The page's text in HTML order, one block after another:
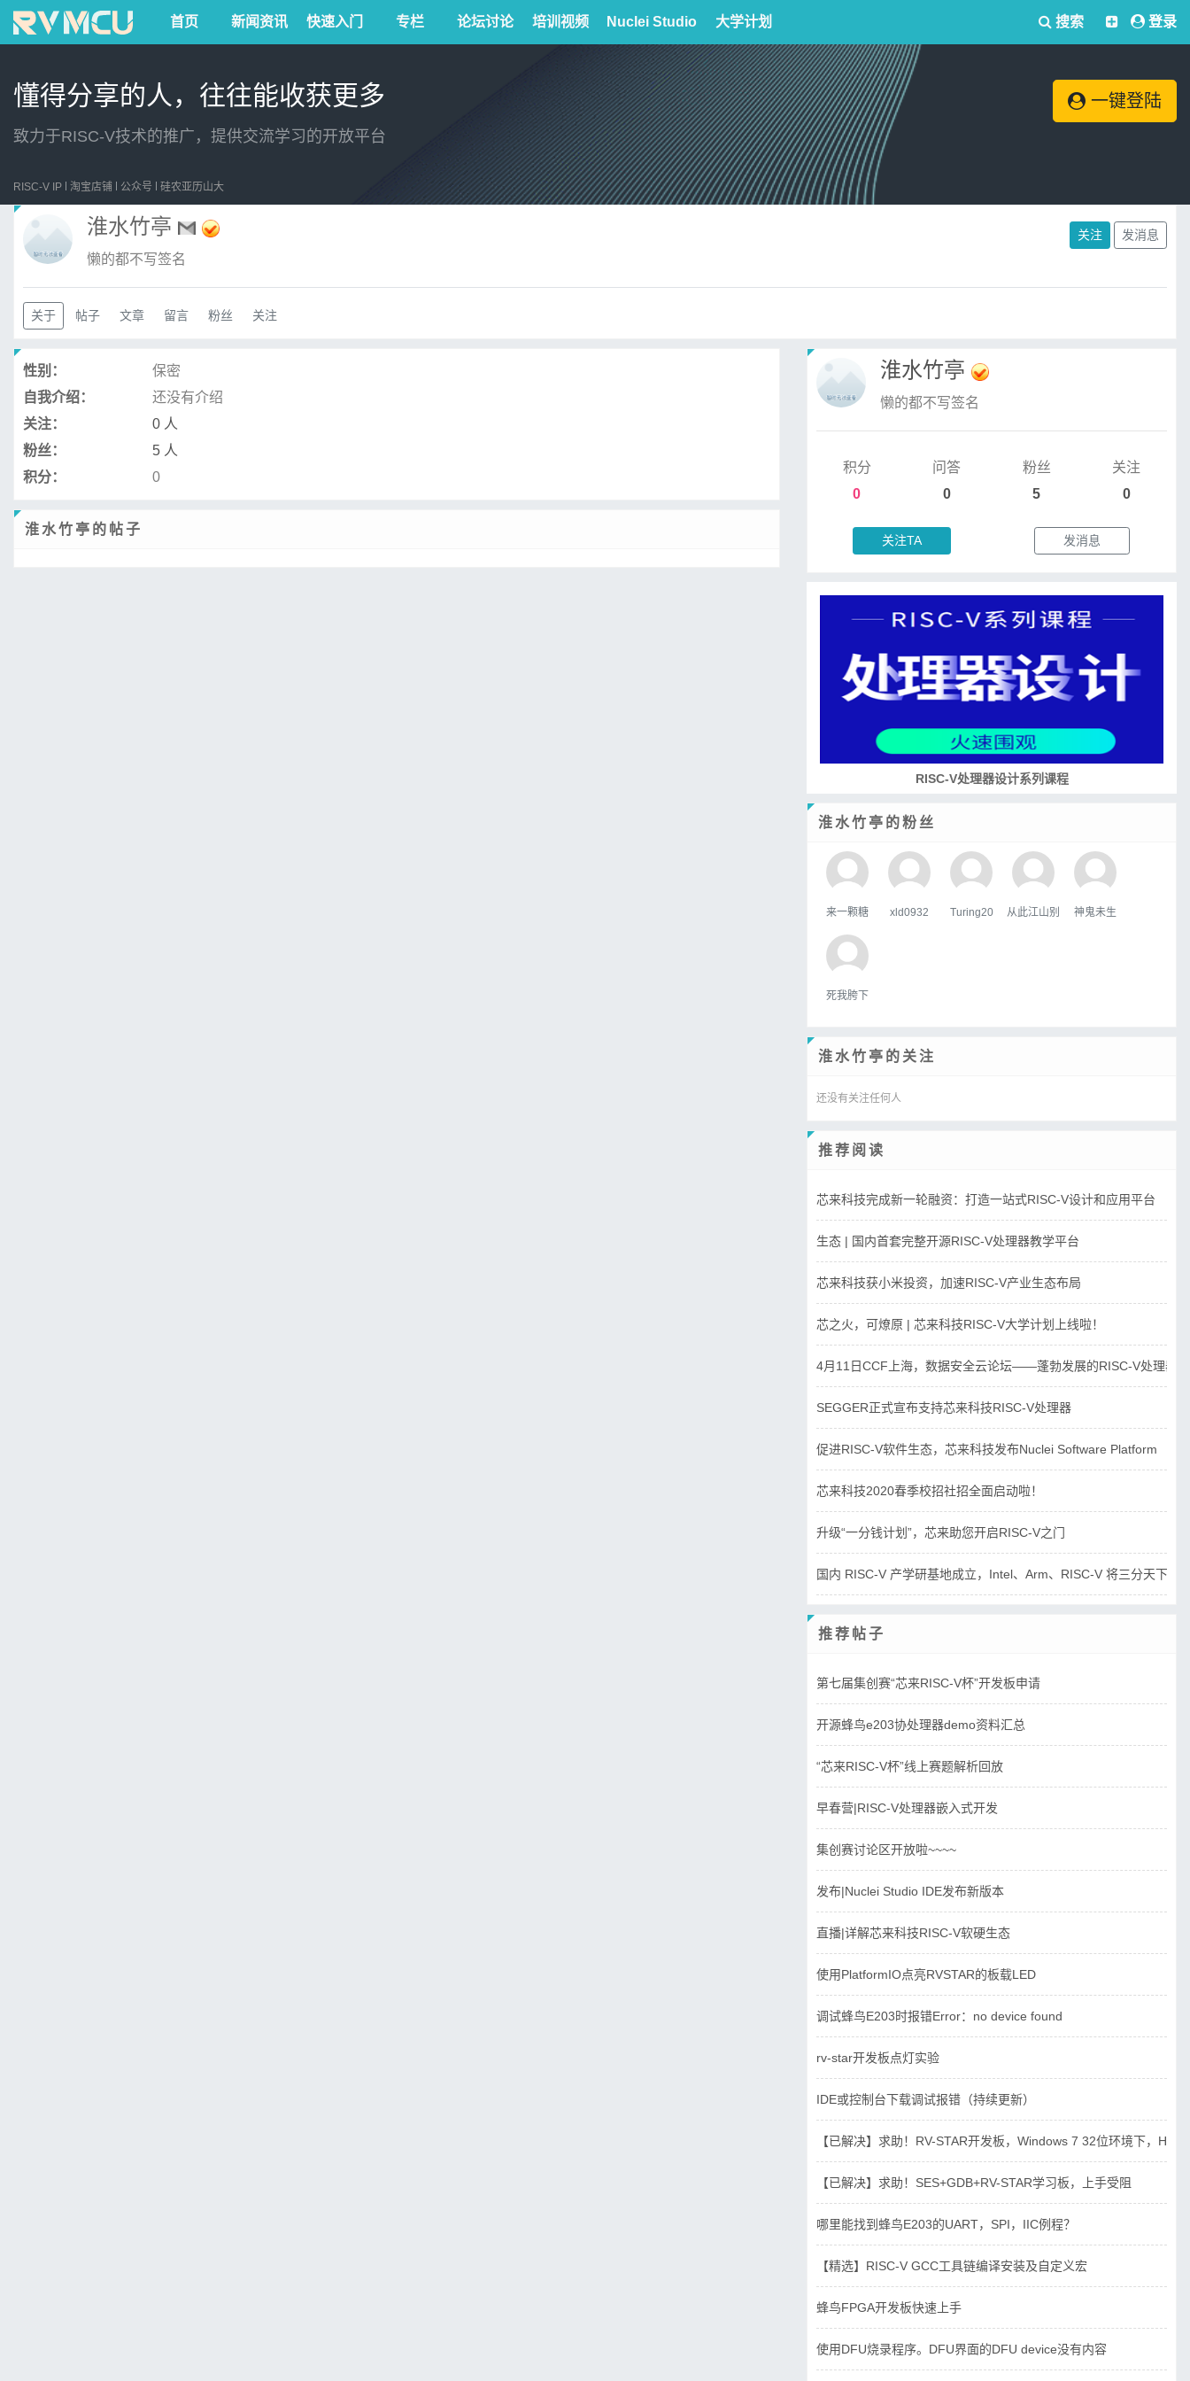
首页 新闻资讯 快速入门 专栏 论坛讨论 培训视频 Nuclei Studio 大学计划 搜索 登录
懂得分享的人，往往能收获更多
致力于RISC-V技术的推广，提供交流学习的开放平台
一键登陆
RISC-V IP 淘宝店铺 公众号 硅农亚历山大
淮水竹亭
懒的都不写签名
关注 发消息
关于 帖子 文章 留言 粉丝 关注
性别：
保密
自我介绍：
还没有介绍
关注：
0 人
粉丝：
5 人
积分：
0
淮水竹亭的帖子
淮水竹亭
懒的都不写签名
积分
0
问答
0
粉丝
5
关注
0
关注TA 发消息
RISC-V处理器设计系列课程
淮水竹亭的粉丝
来一颗糖 xld0932 Turing20 从此江山别 神鬼未生
死我胯下
淮水竹亭的关注
还没有关注任何人
推荐阅读
芯来科技完成新一轮融资：打造一站式RISC-V设计和应用平台
生态 | 国内首套完整开源RISC-V处理器教学平台
芯来科技获小米投资，加速RISC-V产业生态布局
芯之火，可燎原 | 芯来科技RISC-V大学计划上线啦！
4月11日CCF上海，数据安全云论坛——蓬勃发展的RISC-V处理器
SEGGER正式宣布支持芯来科技RISC-V处理器
促进RISC-V软件生态，芯来科技发布Nuclei Software Platform
芯来科技2020春季校招社招全面启动啦！
升级“一分钱计划”，芯来助您开启RISC-V之门
国内 RISC-V 产学研基地成立，Intel、Arm、RISC-V 将三分天下？
推荐帖子
第七届集创赛“芯来RISC-V杯”开发板申请
开源蜂鸟e203协处理器demo资料汇总
“芯来RISC-V杯”线上赛题解析回放
早春营|RISC-V处理器嵌入式开发
集创赛讨论区开放啦~~~~
发布|Nuclei Studio IDE发布新版本
直播|详解芯来科技RISC-V软硬生态
使用PlatformIO点亮RVSTAR的板载LED
调试蜂鸟E203时报错Error：no device found
rv-star开发板点灯实验
IDE或控制台下载调试报错（持续更新）
【已解决】求助！RV-STAR开发板，Windows 7 32位环境下，
【已解决】求助！SES+GDB+RV-STAR学习板，上手受阻
哪里能找到蜂鸟E203的UART，SPI，IIC例程？
【精选】RISC-V GCC工具链编译安装及自定义宏
蜂鸟FPGA开发板快速上手
使用DFU烧录程序。DFU界面的DFU device没有内容